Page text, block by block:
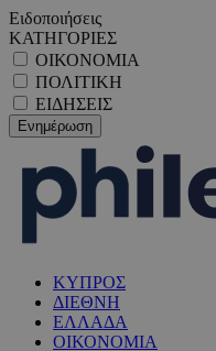
Ειδοποιήσεις
ΚΑΤΗΓΟΡΙΕΣ
ΟΙΚΟΝΟΜΙΑ
ΠΟΛΙΤΙΚΗ
ΕΙΔΗΣΕΙΣ
ΚΥΠΡΟΣ
ΔΙΕΘΝΗ
ΕΛΛΑΔΑ
ΟΙΚΟΝΟΜΙΑ